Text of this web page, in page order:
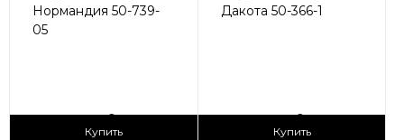
Нормандия 50-739-
05
2
Купить
Дакота 50-366-1
2
Купить